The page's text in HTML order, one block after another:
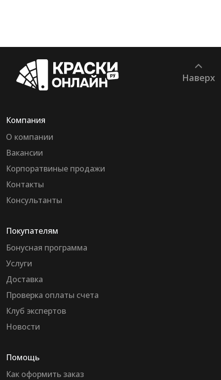
Наверх
Компания
О компании
Вакансии
Корпоратвиные продажи
Контакты
Консультанты
Покупателям
Бонусная программа
Услуги
Доставка
Проверка оплаты счета
Клуб экспертов
Новости
Помощь
Как оформить заказ